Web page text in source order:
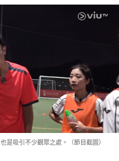
是吸引不少觀眾之處。（節目截圖）